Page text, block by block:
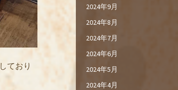
ており
2024年9月
2024年8月
2024年7月
2024年6月
2024年5月
2024年4月